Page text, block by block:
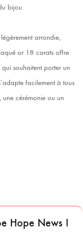
bijou.
arrondie,
or 18 carats offre
souhaitent porter un
facilement à tous
une cérémonie ou un
Hope News !